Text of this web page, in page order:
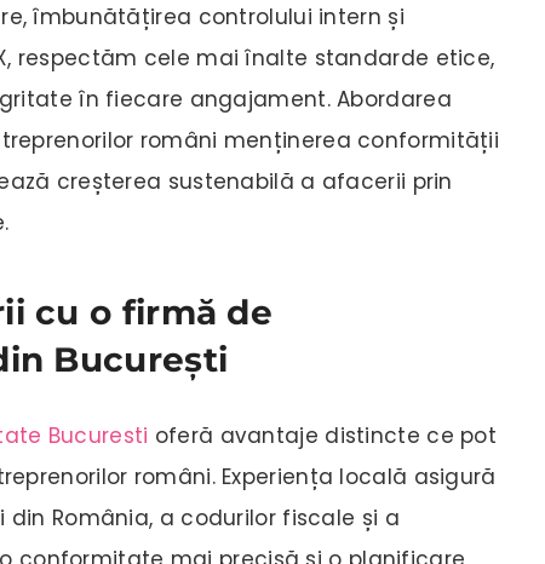
îmbunătățirea controlului intern și
respectăm cele mai înalte standarde etice,
în fiecare angajament. Abordarea
români menținerea conformității
creșterea sustenabilă a afacerii prin
cu o firmă de
București
Bucuresti oferă avantaje distincte ce pot
români. Experiența locală asigură
România, a codurilor fiscale și a